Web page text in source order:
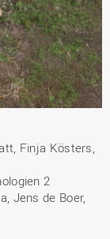
Finja Kösters,
2
Jens de Boer,